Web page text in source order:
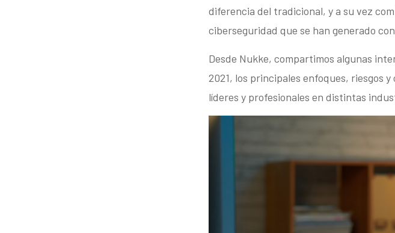
diferencia del tradicional, y a su vez
ciberseguridad que se han generado
Desde Nukke, compartimos algunas
2021, los principales enfoques, riesgos
líderes y profesionales en distintas